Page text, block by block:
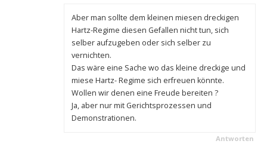
Aber man sollte dem kleinen miesen dreckigen
Hartz-Regime diesen Gefallen nicht tun, sich
selber aufzugeben oder sich selber zu
vernichten.
Das wäre eine Sache wo das kleine dreckige und
miese Hartz- Regime sich erfreuen könnte.
Wollen wir denen eine Freude bereiten ?
Ja, aber nur mit Gerichtsprozessen und
Demonstrationen.
Antworten